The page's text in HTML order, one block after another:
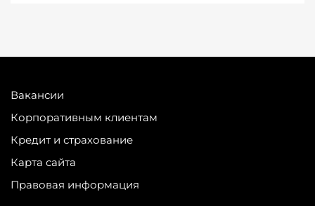
Вакансии
Корпоративным клиентам
Кредит и страхование
Карта сайта
Правовая информация